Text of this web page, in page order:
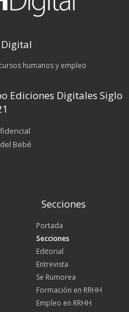
Digital
humanos y empleo
Ediciones Digitales Siglo
Bebé
Secciones
Portada
Secciones
Editorial
Entrevista
Se Rumorea
Formación en RRHH
Empleo en RRHH